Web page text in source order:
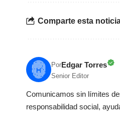
Comparte esta
PorEdgar Torres
Senior Editor
Comunicamos sin límites
responsabilidad social,